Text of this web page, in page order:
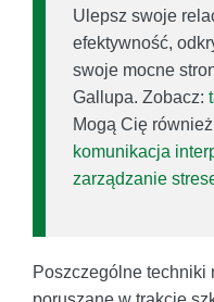
Ulepsz swoje
efektywność,
swoje mocne
Gallupa. Zobacz:
Mogą Cię
komunikacja
zarządzanie
Poszczególne techniki